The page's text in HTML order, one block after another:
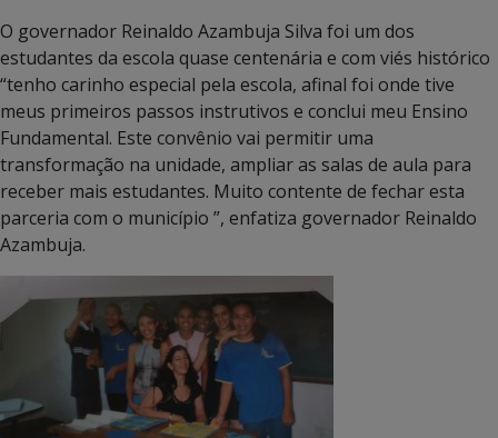
O governador Reinaldo Azambuja Silva foi um dos
estudantes da escola quase centenária e com viés histórico
“tenho carinho especial pela escola, afinal foi onde tive
meus primeiros passos instrutivos e conclui meu Ensino
Fundamental. Este convênio vai permitir uma
transformação na unidade, ampliar as salas de aula para
receber mais estudantes. Muito contente de fechar esta
parceria com o município ”, enfatiza governador Reinaldo
Azambuja.